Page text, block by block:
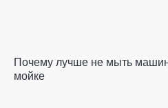
Почему лучше не мыть
мойке